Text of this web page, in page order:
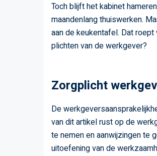
Toch blijft het kabinet
maandenlang thuiswerken.
aan de keukentafel. Dat
plichten van de werkgever?
Zorgplicht
De
van dit artikel rust op de
te nemen en aanwijzingen te
uitoefening van de